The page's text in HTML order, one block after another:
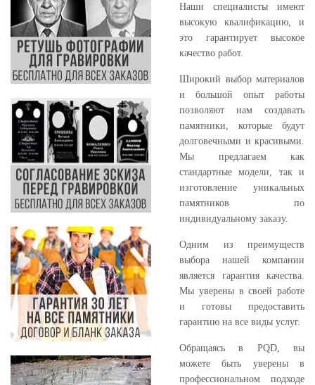
Наши специалисты имеют
высокую квалификацию, и
это гарантирует высокое
качество работ.
Широкий выбор материалов
и большой опыт работы
позволяют нам создавать
памятники, которые будут
долговечными и красивыми.
Мы предлагаем как
стандартные модели, так и
изготовление уникальных
памятников по
индивидуальному заказу.
Одним из преимуществ
выбора нашей компании
является гарантия качества.
Мы уверены в своей работе
и готовы предоставить
гарантию на все виды услуг.
Обращаясь в PQD, вы
можете быть уверены в
профессиональном подходе